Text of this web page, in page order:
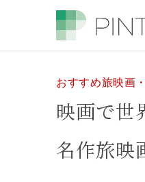
おすすめ旅映画
映画で世
名作旅映